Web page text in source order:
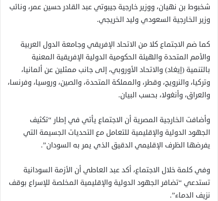
شخبوط بن نهيان، ووزير خارجية جيبوتي عبد القادر حسين عمر، ونائب
وزير الخارجية السعودي وليد الخريجي.
كما ضم الاجتماع كلا من الاتحاد الإفريقي وجامعة الدول العربية
والأمم المتحدة والهيئة الحكومية الدولية الإفريقية المعنية
بالتنمية (إيغاد) والاتحاد الأوروبي، إلى جانب ممثلين عن ألمانيا،
وتركيا، والنرويج، وقطر، والمملكة المتحدة، والصين، وروسيا، وفرنسا،
والعراق، وأنغولا، بحسب البيان.
وأضافت الخارجية المصرية أن الاجتماع يأتي في إطار “تكثيف
الجهود الدولية والإقليمية للتعامل مع التحديات الجسيمة التي
يفرضها الظرف الإقليمي الدقيق الذي يمر به السودان”.
وفي كلمة خلال الاجتماع، أكد عبد العاطي أن الأزمة السودانية
تستدعي “تضافر الجهود الدولية والإقليمية المخلصة للإسراع بوقف
نزيف الدماء”.